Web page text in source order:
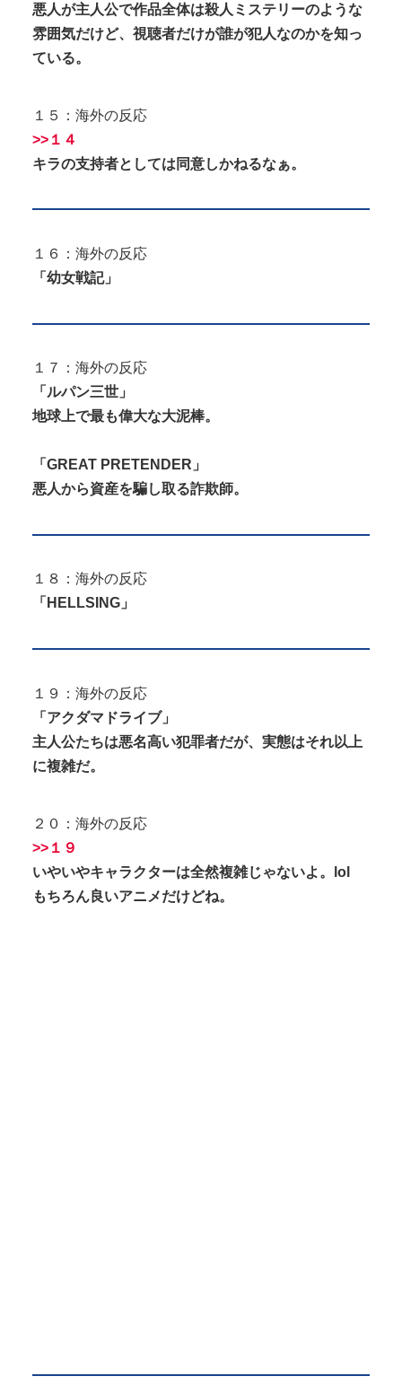
悪人が主人公で作品全体は殺人ミステリーのような
雰囲気だけど、視聴者だけが誰が犯人なのかを知っ
ている。
１５：海外の反応
>>１４
キラの支持者としては同意しかねるなぁ。
１６：海外の反応
「幼女戦記」
１７：海外の反応
「ルパン三世」
地球上で最も偉大な大泥棒。
「GREAT PRETENDER」
悪人から資産を騙し取る詐欺師。
１８：海外の反応
「HELLSING」
１９：海外の反応
「アクダマドライブ」
主人公たちは悪名高い犯罪者だが、実態はそれ以上
に複雑だ。
２０：海外の反応
>>１９
いやいやキャラクターは全然複雑じゃないよ。lol
もちろん良いアニメだけどね。